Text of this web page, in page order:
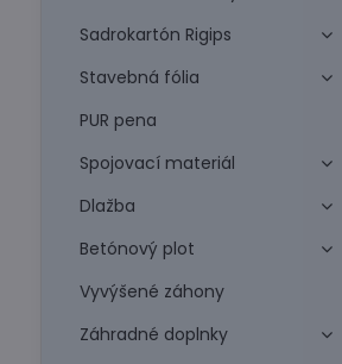
Sadrokartón Rigips
Stavebná fólia
PUR pena
Spojovací materiál
Dlažba
Betónový plot
Vyvýšené záhony
Záhradné doplnky